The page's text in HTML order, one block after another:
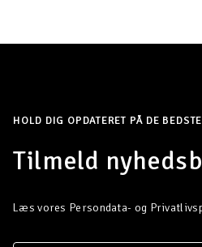
HOLD DIG OPDATERET PÅ DE
Tilmeld
Læs vores Persondata- og